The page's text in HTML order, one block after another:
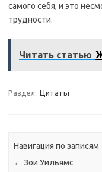
самого себя, и это
трудности.
Читать статью
Раздел: Цитаты
Навигация по записям
← Зои Уильямс